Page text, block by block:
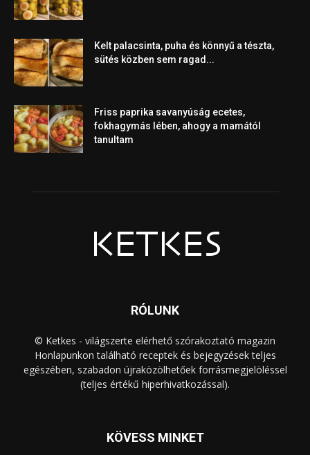
Kelt palacsinta, puha és könnyű a tészta,
sütés közben sem ragad...
Friss paprika savanyúság ecetes,
fokhagymás lében, ahogy a mamától
tanultam
RÓLUNK
© Ketkes - világszerte elérhető szórakoztató magazin
Honlapunkon található receptek és bejegyzések teljes
egészében, szabadon újraközölhetőek forrásmegjelöléssel
(teljes értékű hiperhivatkozással).
KÖVESS MINKET